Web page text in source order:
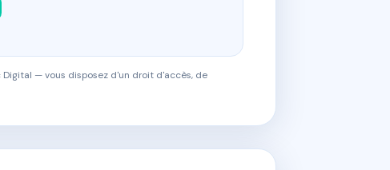
— vous disposez d'un droit d'accès, de